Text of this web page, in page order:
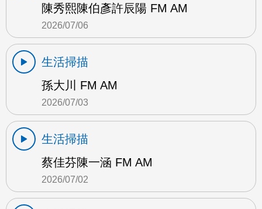
陳秀熙陳伯彥許辰陽 FM AM
2026/07/06
生活掃描
孫大川 FM AM
2026/07/03
生活掃描
蔡佳芬陳一涵 FM AM
2026/07/02